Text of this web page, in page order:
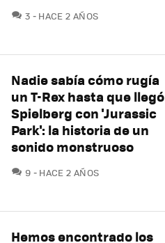
3 COMENTARIOS
HACE 2 AÑOS
Nadie sabía cómo rugía
un T-Rex hasta que llegó
Spielberg con 'Jurassic
Park': la historia de un
sonido monstruoso
9 COMENTARIOS
HACE 2 AÑOS
Hemos encontrado los